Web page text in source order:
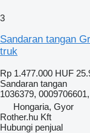
3
Sandaran tangan
truk
Rp 1.477.000 HUF
Sandaran tangan
1036379,
Hongaria, Gyor
Rother.hu Kft
Hubungi penjual